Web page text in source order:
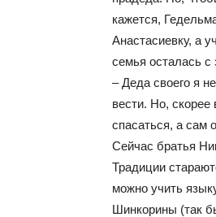
кажется,
Анастасиевку, а
семья осталась с
– Деда своего я
вести. Но,
спасаться, а сам
Сейчас братья
Традиции
можно учить
Шинкорины (так